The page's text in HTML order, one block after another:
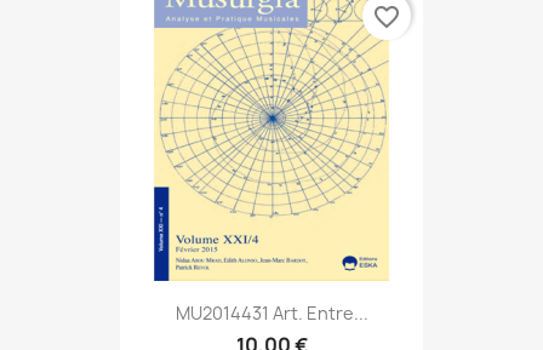
MU2014431 Art. Entre...
10,00 €
favorite_border